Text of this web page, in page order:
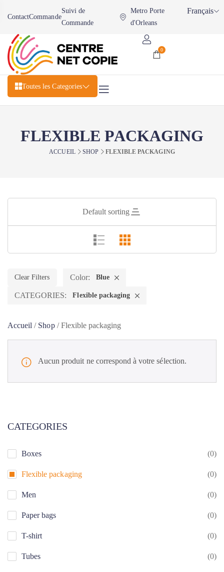
ContactCommande
Suivi de
Commande
Metro Porte
d'Orleans
Français
0
Toutes les Categories
FLEXIBLE PACKAGING
ACCUEIL SHOP FLEXIBLE PACKAGING
Default sorting
Clear Filters Color: Blue
CATEGORIES: Flexible packaging
CATEGORIES
Boxes (0)
Flexible packaging (0)
Men (0)
Paper bags (0)
T-shirt (0)
Tubes (0)
Accueil / Shop/Flexible packaging
Aucun produit ne correspond à votre sélection.